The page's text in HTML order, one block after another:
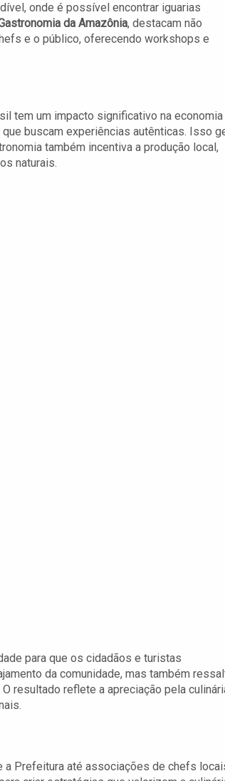
onde é possível encontrar iguarias
da Amazônia, destacam não
e o público, oferecendo workshops e
tem um impacto significativo na economia
buscam experiências autênticas. Isso
também incentiva a produção local,
naturais.
para que os cidadãos e turistas
da comunidade, mas também
resultado reflete a apreciação pela
a Prefeitura até associações de chefs